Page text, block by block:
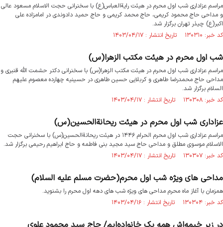
مراسم عزاداری شب اول محرم در هیئت رایةالعباس(ع) با سخنرانی حجت الاسلام مسعود عالی
و مداحی حاج محمود کریمی، حاج محمد کریمی و حاج حمید دادوندی در امامزاده علی
اکبر(ع) چیذر تهران برگزار شد.
کد خبر: ۱۳۰۳۱۰ تاریخ انتشار : ۱۴۰۳/۰۴/۱۷
شب اول محرم در هیئت مکتب الزهرا(س)
مراسم عزاداری شب اول محرم در هیئت مکتب الزهرا(س) با سخنرانی دکتر حشمت الله قنبری و
مداحی حاج محمدرضا طاهری و کربلایی حسین طاهری در حسینیه چهارده معصوم علیهم‌
السلام برگزار شد.
کد خبر: ۱۳۰۳۰۸ تاریخ انتشار : ۱۴۰۳/۰۴/۱۷
عزاداری شب اول محرم در هیئت ریحانةالحسین(س)
مراسم عزاداری شب اول محرم الحرام ۱۴۴۶ در هیئت ریحانةالحسین(س) با سخنرانی حجت
الاسلام موسوی مطلق و مداحی حاج سید مجید بنی فاطمه و حاج ابراهیم رحیمی برگزار شد.
کد خبر: ۱۳۰۳۰۷ تاریخ انتشار : ۱۴۰۳/۰۴/۱۷
مداحی های ویژه شب اول محرم(حضرت مسلم علیه السلام)
همزمان با آغاز ماه محرم مداحی های ویژه شب های دهه اول محرم را بشنوید.
کد خبر: ۱۳۰۳۰۴ تاریخ انتشار : ۱۴۰۳/۰۴/۱۶